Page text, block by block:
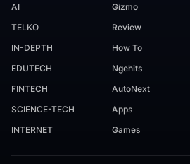
AI
TELKO
IN-DEPTH
EDUTECH
FINTECH
SCIENCE-TECH
INTERNET
Gizmo
Review
How To
Ngehits
AutoNext
Apps
Games